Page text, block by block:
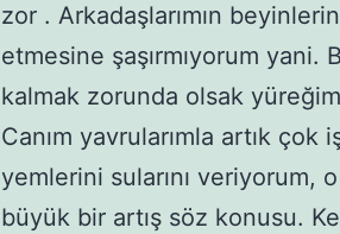
zor . Arkadaşlarımın
etmesine şaşırmıyorum
kalmak zorunda olsak
Canım yavrularımla artık
yemlerini sularını veriyorum,
büyük bir artış söz konusu.